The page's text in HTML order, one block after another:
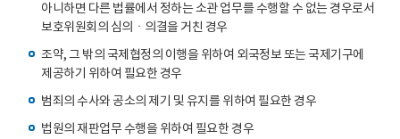
아니하면 다른 법률에서 정하는 소관 업무를 수행할 수 없는 경우로서
보호위원회의 심의ㆍ의결을 거친 경우
조약, 그 밖의 국제협정의 이행을 위하여 외국정보 또는 국제기구에
제공하기 위하여 필요한 경우
범죄의 수사와 공소의 제기 및 유지를 위하여 필요한 경우
법원의 재판업무 수행을 위하여 필요한 경우